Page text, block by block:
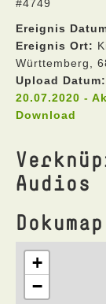
#4749
Ereignis
Ereignis Ort:
Württemberg,
Upload Datum:
20.07.2020 -
Download
Audios